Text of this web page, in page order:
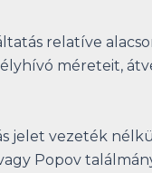
relatíve
méreteit,
jelet vezeték
Popov